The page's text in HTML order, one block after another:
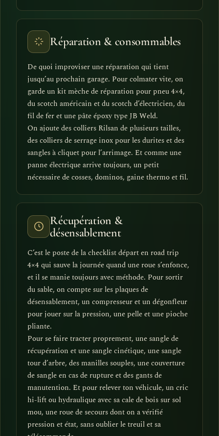
Réparation & consommables
De quoi improviser une réparation qui tient
jusqu’au prochain garage. Pour colmater vite, on
garde un kit mèche de réparation pour pneu 4×4,
du scotch américain et du scotch d’électricien, du
fil de fer et une pâte époxy type JB Weld.
On ajoute des colliers Rilsan de plusieurs tailles,
des colliers de serrage inox pour les durites et des
sangles à cliquet pour l’arrimage. Et comme une
panne électrique arrive toujours, un petit
nécessaire de cosses, dominos, gaine thermo et fil.
Récupération &
désensablement
C’est le poste de la checklist départ en road trip
4×4 qui sauve la journée quand une roue s’enfonce,
et il se manie toujours avec méthode. Pour sortir
du sable, on compte sur les plaques de
désensablement, un compresseur et un dégonfleur
pour jouer sur la pression, une pelle et une pioche
pliante.
Pour se faire tracter proprement, une sangle de
récupération et une sangle cinétique, une sangle
tour d’arbre, des manilles souples, une couverture
de sangle en cas de rupture et des gants de
manutention. Et pour relever ton véhicule, un cric
hi-lift ou hydraulique avec sa cale de bois sur sol
mou, une roue de secours dont on a vérifié
pression et état, sans oublier le treuil et sa